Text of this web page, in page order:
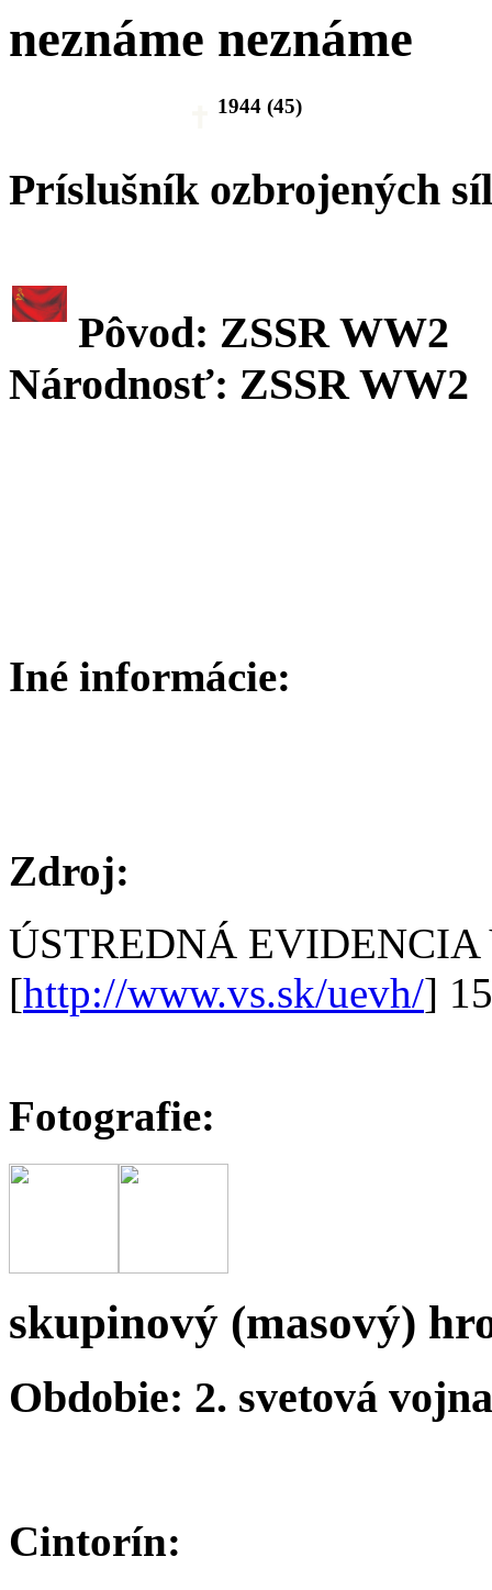
neznáme neznáme
1944 (45)
Príslušník ozbrojených síl
Pôvod: ZSSR WW2
Národnosť: ZSSR WW2
Iné informácie:
Zdroj:
ÚSTREDNÁ
[http://www.vs.sk/uevh/]
Fotografie:
skupinový (masový)
Obdobie: 2. svetová vojna
Cintorín: